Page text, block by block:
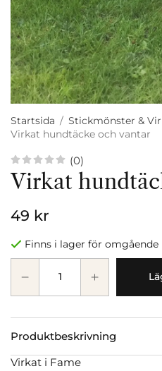
Startsida / Stickmönster &
Virkat hundtäcke och vantar
(0)
Virkat
49 kr
Finns i lager för omgående
Produktbeskrivning
Virkat i Fame